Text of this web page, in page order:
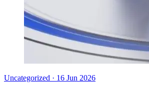
Uncategorized · 16 Jun 2026